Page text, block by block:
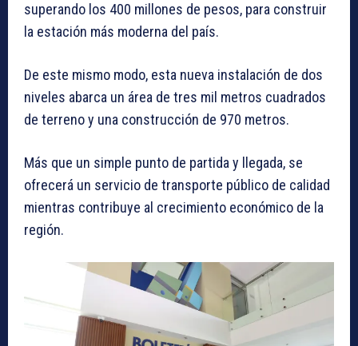
superando los 400 millones de pesos, para construir
la estación más moderna del país.
De este mismo modo, esta nueva instalación de dos
niveles abarca un área de tres mil metros cuadrados
de terreno y una construcción de 970 metros.
Más que un simple punto de partida y llegada, se
ofrecerá un servicio de transporte público de calidad
mientras contribuye al crecimiento económico de la
región.